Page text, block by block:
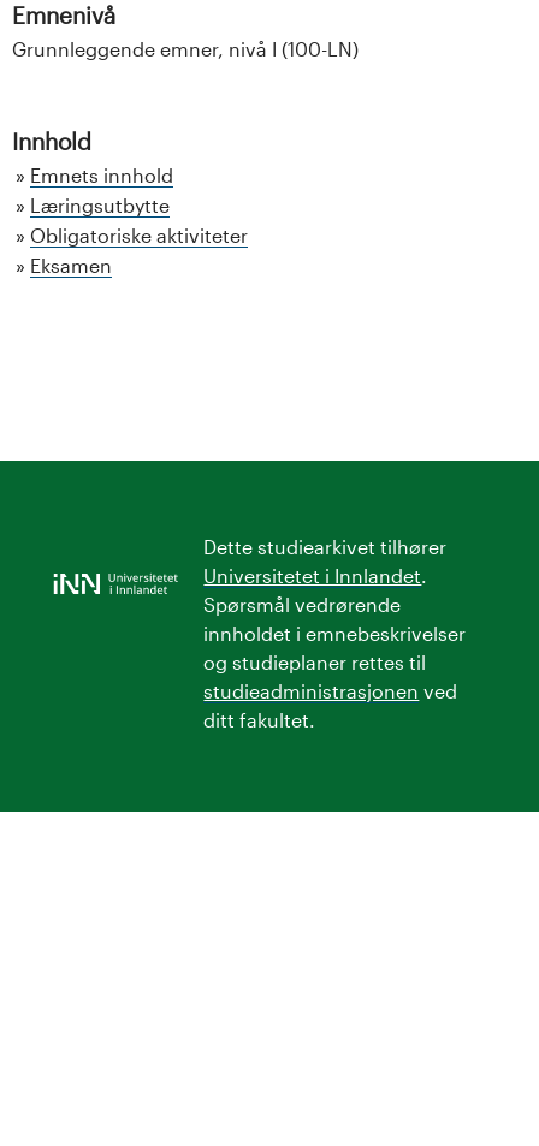
Emnenivå
Grunnleggende emner, nivå I (100-LN)
Innhold
Emnets innhold
Læringsutbytte
Obligatoriske aktiviteter
Eksamen
Dette studiearkivet tilhører
Universitetet i Innlandet.
Spørsmål vedrørende
innholdet i emnebeskrivelser
og studieplaner rettes til
studieadministrasjonen ved
ditt fakultet.